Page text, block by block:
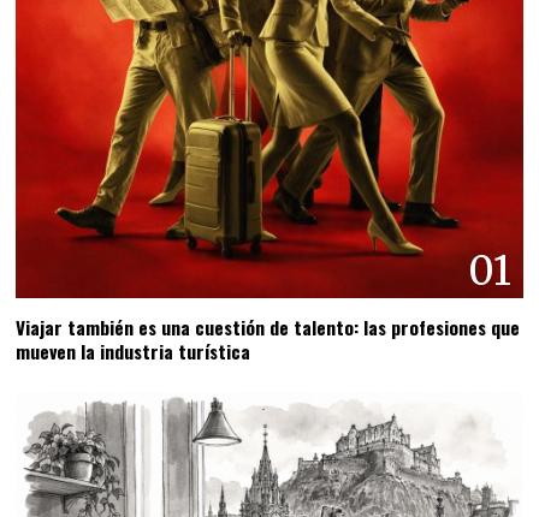
01
Viajar también es una cuestión de talento: las profesiones que
mueven la industria turística